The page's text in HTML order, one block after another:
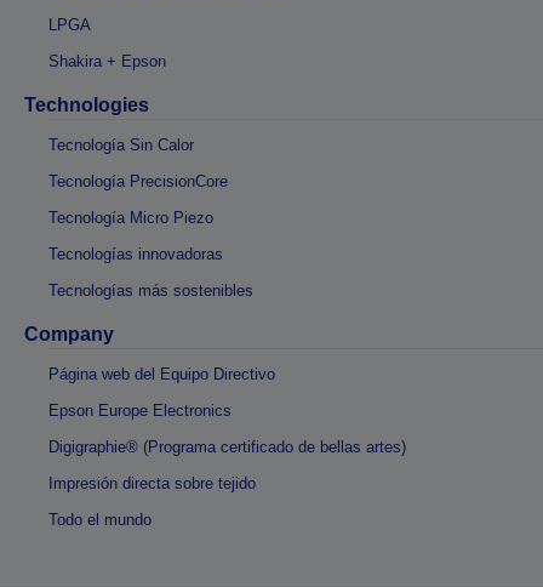
LPGA
Shakira + Epson
Technologies
Tecnología Sin Calor
Tecnología PrecisionCore
Tecnología Micro Piezo
Tecnologías innovadoras
Tecnologías más sostenibles
Company
Página web del Equipo Directivo
Epson Europe Electronics
Digigraphie® (Programa certificado de bellas artes)
Impresión directa sobre tejido
Todo el mundo